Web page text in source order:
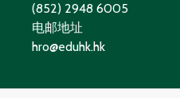
(852) 2948 6005
电邮地址
hro@eduhk.hk